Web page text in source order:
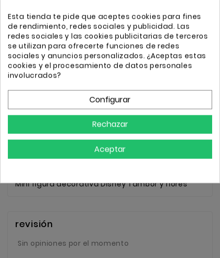
Cantidad Añadir
Transporte GRATIS a partir de 50€
Descripción Detalles
Mini figura decorativa Disney Tambor y flores
revisión
Sin opiniones por el momento
Esta tienda te pide que aceptes cookies para fines
de rendimiento, redes sociales y publicidad. Las
redes sociales y las cookies publicitarias de terceros
se utilizan para ofrecerte funciones de redes
sociales y anuncios personalizados. ¿Aceptas estas
cookies y el procesamiento de datos personales
involucrados?
Configurar
Rechazar
Aceptar